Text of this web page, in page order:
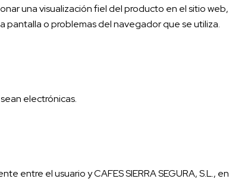
una visualización fiel del producto en el sitio web,
pantalla o problemas del navegador que se utiliza.
electrónicas.
el usuario y CAFES SIERRA SEGURA, S.L., en